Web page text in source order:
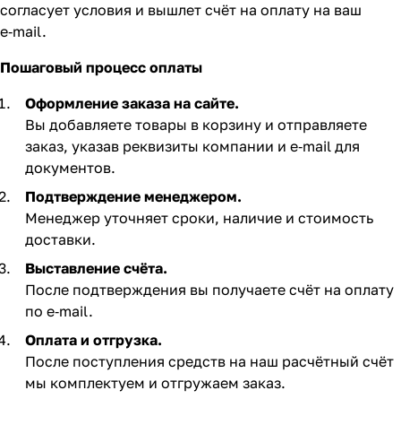
согласует условия и вышлет счёт на оплату на ваш
e‑mail.
Пошаговый процесс оплаты
Оформление заказа на сайте.
Вы добавляете товары в корзину и отправляете
заказ, указав реквизиты компании и e‑mail для
документов.
Подтверждение менеджером.
Менеджер уточняет сроки, наличие и стоимость
доставки.
Выставление счёта.
После подтверждения вы получаете счёт на оплату
по e‑mail. ​
Оплата и отгрузка.
После поступления средств на наш расчётный счёт
мы комплектуем и отгружаем заказ.​